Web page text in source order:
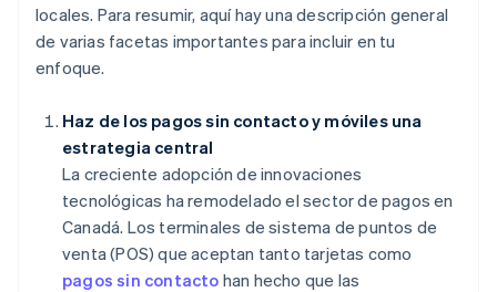
locales. Para resumir, aquí hay una descripción general
de varias facetas importantes para incluir en tu
enfoque.
Haz de los pagos sin contacto y móviles una
estrategia central
La creciente adopción de innovaciones
tecnológicas ha remodelado el sector de pagos en
Canadá. Los terminales de sistema de puntos de
venta (POS) que aceptan tanto tarjetas como
pagos sin contacto han hecho que las